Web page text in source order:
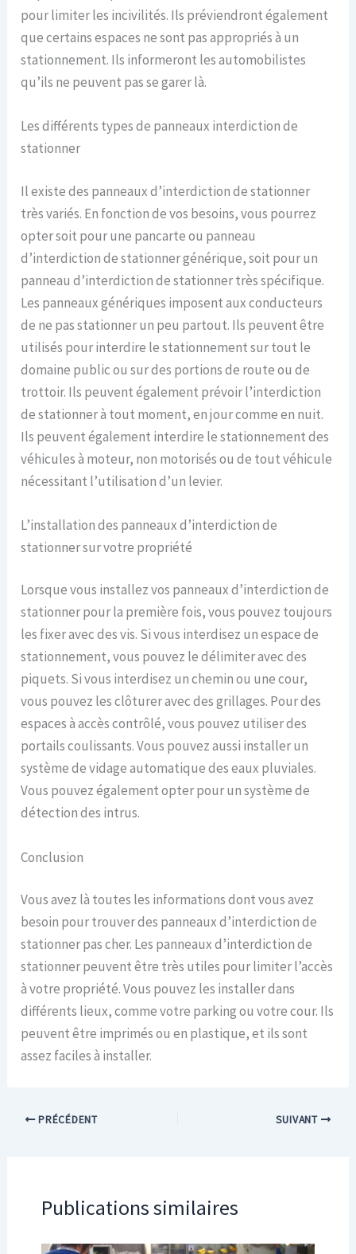
pour limiter les incivilités. Ils préviendront également
que certains espaces ne sont pas appropriés à un
stationnement. Ils informeront les automobilistes
qu’ils ne peuvent pas se garer là.
Les différents types de panneaux interdiction de
stationner
Il existe des panneaux d’interdiction de stationner
très variés. En fonction de vos besoins, vous pourrez
opter soit pour une pancarte ou panneau
d’interdiction de stationner générique, soit pour un
panneau d’interdiction de stationner très spécifique.
Les panneaux génériques imposent aux conducteurs
de ne pas stationner un peu partout. Ils peuvent être
utilisés pour interdire le stationnement sur tout le
domaine public ou sur des portions de route ou de
trottoir. Ils peuvent également prévoir l’interdiction
de stationner à tout moment, en jour comme en nuit.
Ils peuvent également interdire le stationnement des
véhicules à moteur, non motorisés ou de tout véhicule
nécessitant l’utilisation d’un levier.
L’installation des panneaux d’interdiction de
stationner sur votre propriété
Lorsque vous installez vos panneaux d’interdiction de
stationner pour la première fois, vous pouvez toujours
les fixer avec des vis. Si vous interdisez un espace de
stationnement, vous pouvez le délimiter avec des
piquets. Si vous interdisez un chemin ou une cour,
vous pouvez les clôturer avec des grillages. Pour des
espaces à accès contrôlé, vous pouvez utiliser des
portails coulissants. Vous pouvez aussi installer un
système de vidage automatique des eaux pluviales.
Vous pouvez également opter pour un système de
détection des intrus.
Conclusion
Vous avez là toutes les informations dont vous avez
besoin pour trouver des panneaux d’interdiction de
stationner pas cher. Les panneaux d’interdiction de
stationner peuvent être très utiles pour limiter l’accès
à votre propriété. Vous pouvez les installer dans
différents lieux, comme votre parking ou votre cour. Ils
peuvent être imprimés ou en plastique, et ils sont
assez faciles à installer.
PRÉCÉDENT SUIVANT
Publications similaires